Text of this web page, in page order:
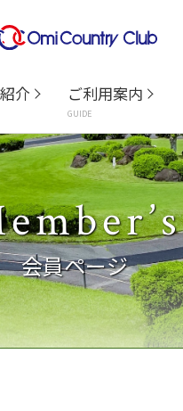
介 ご利用案内
GUIDE
会員ページ